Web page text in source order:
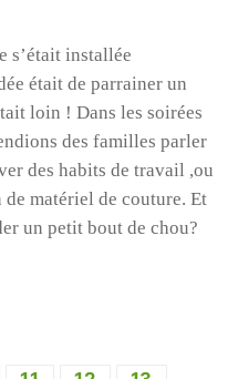
s’était installée
était de parrainer un
loin ! Dans les soirées
des familles parler
des habits de travail ,ou
matériel de couture. Et
un petit bout de chou?